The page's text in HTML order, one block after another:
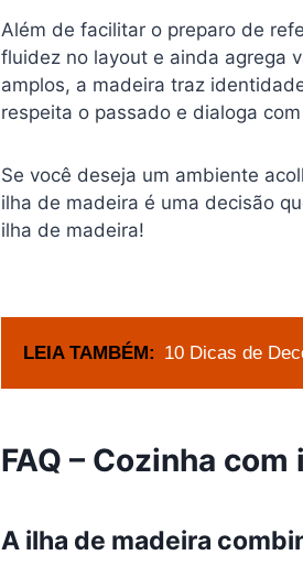
Além de facilitar o preparo de
fluidez no layout e ainda agrega
amplos, a madeira traz
respeita o passado e dialoga
Se você deseja um ambiente
ilha de madeira é uma decisão
ilha de madeira!
LEIA TAMBÉM: 10 Dicas de
FAQ – Cozinha
A ilha de madeira